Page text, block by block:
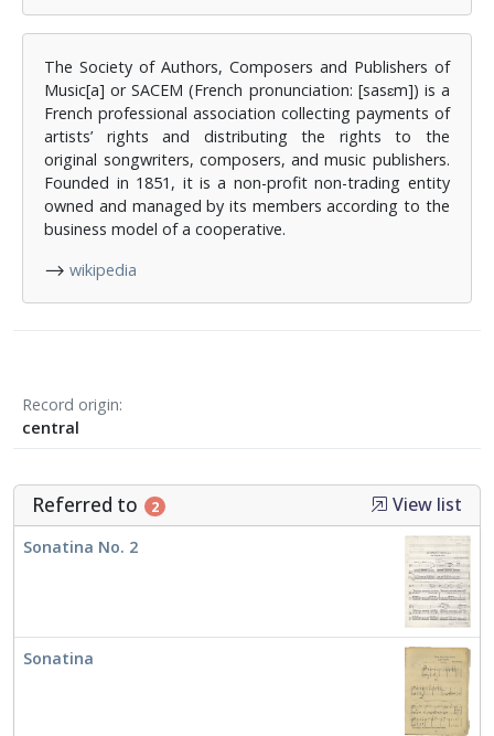
The Society of Authors, Composers and Publishers of
Music[a] or SACEM (French pronunciation: [sasɛm]) is a
French professional association collecting payments of
artists’ rights and distributing the rights to the
original songwriters, composers, and music publishers.
Founded in 1851, it is a non-profit non-trading entity
owned and managed by its members according to the
business model of a cooperative.
⟶wikipedia
Record origin
central
Referred to 2 View list
Sonatina No. 2
Sonatina